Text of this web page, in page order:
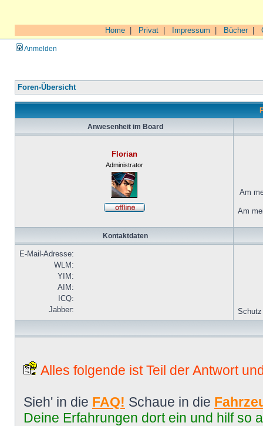
Home Privat Impressum Bücher|
Anmelden
Foren-Übersicht
Anwesenheit im Board
Florian
Administrator
Am
Am
Kontaktdaten
E-Mail-Adresse:
WLM:
YIM:
AIM:
ICQ:
Jabber:
Schutz
Alles folgende ist Teil der Antwort
Sieh' in die FAQ! Schaue in die
Deine Erfahrungen dort ein und hilf so